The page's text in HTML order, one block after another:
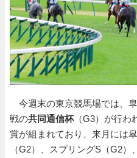
今週末の東京競馬場では、
戦の共同通信杯（G3）が行わ
賞が組まれており、来月には
（G2）、スプリングS（G2